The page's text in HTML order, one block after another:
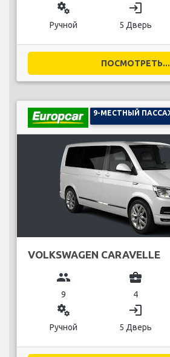
miscellaneous_services
Ручной
login
5 Дверь
ПОСМОТРЕТЬ...
VOLKSWAGEN CARAVELLE
group
9
business_center
4
miscellaneous_services
Ручной
login
5 Дверь